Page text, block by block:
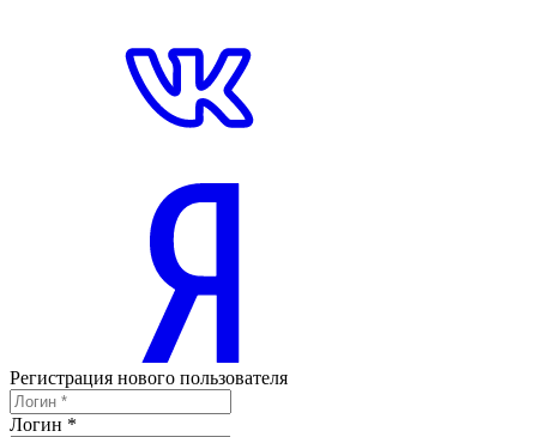
Регистрация нового пользователя
Логин *